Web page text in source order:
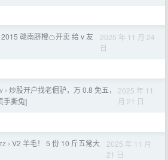
2015 赣南脐橙🍊开卖 给 v 友
2025 年 11 月 24
日
› 炒股开户找老倔驴，万 0.8 免五，
手撕兔]
2025 年 11
月 21 日
› V2 羊毛！ 5 份 10 斤五常大
2025 年 11 月
21 日